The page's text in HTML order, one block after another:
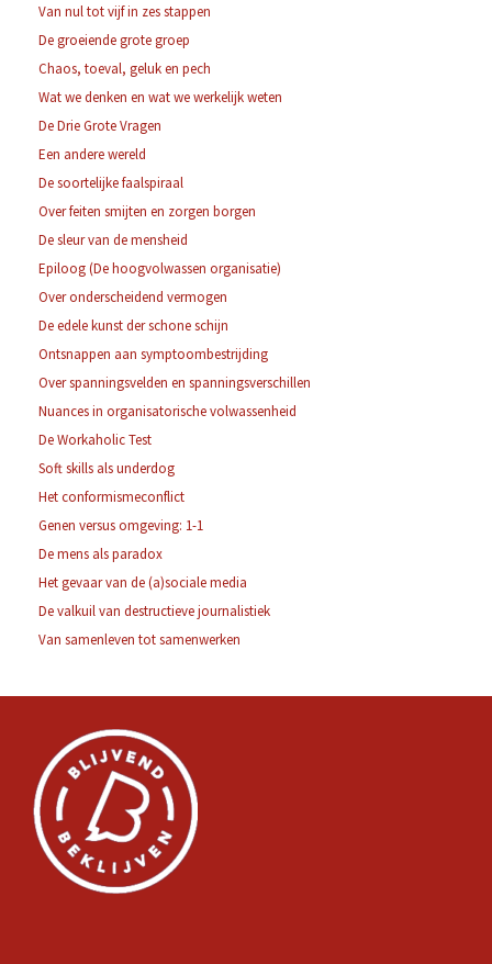
Van nul tot vijf in zes stappen
De groeiende grote groep
Chaos, toeval, geluk en pech
Wat we denken en wat we werkelijk weten
De Drie Grote Vragen
Een andere wereld
De soortelijke faalspiraal
Over feiten smijten en zorgen borgen
De sleur van de mensheid
Epiloog (De hoogvolwassen organisatie)
Over onderscheidend vermogen
De edele kunst der schone schijn
Ontsnappen aan symptoombestrijding
Over spanningsvelden en spanningsverschillen
Nuances in organisatorische volwassenheid
De Workaholic Test
Soft skills als underdog
Het conformismeconflict
Genen versus omgeving: 1-1
De mens als paradox
Het gevaar van de (a)sociale media
De valkuil van destructieve journalistiek
Van samenleven tot samenwerken